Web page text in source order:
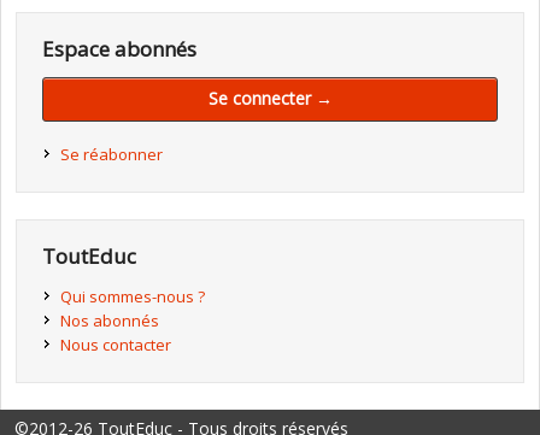
Espace abonnés
Se connecter →
Se réabonner
ToutEduc
Qui sommes-nous ?
Nos abonnés
Nous contacter
©2012-26 ToutEduc - Tous droits réservés